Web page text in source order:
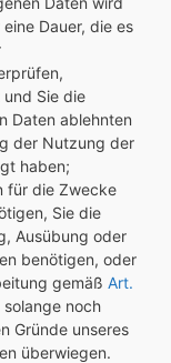
Dauer, die es
Sie die
Daten ablehnten
der Nutzung der
haben;
für die Zwecke
Sie die
Ausübung oder
benötigen, oder
gemäß Art.
solange noch
Gründe unseres
überwiegen.